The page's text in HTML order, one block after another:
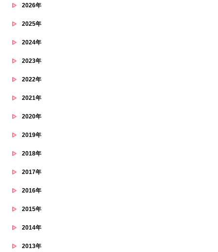
2026年
2025年
2024年
2023年
2022年
2021年
2020年
2019年
2018年
2017年
2016年
2015年
2014年
2013年